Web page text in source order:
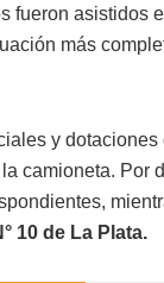
fueron asistidos
más
y
camioneta. Por
10 de La Plata.